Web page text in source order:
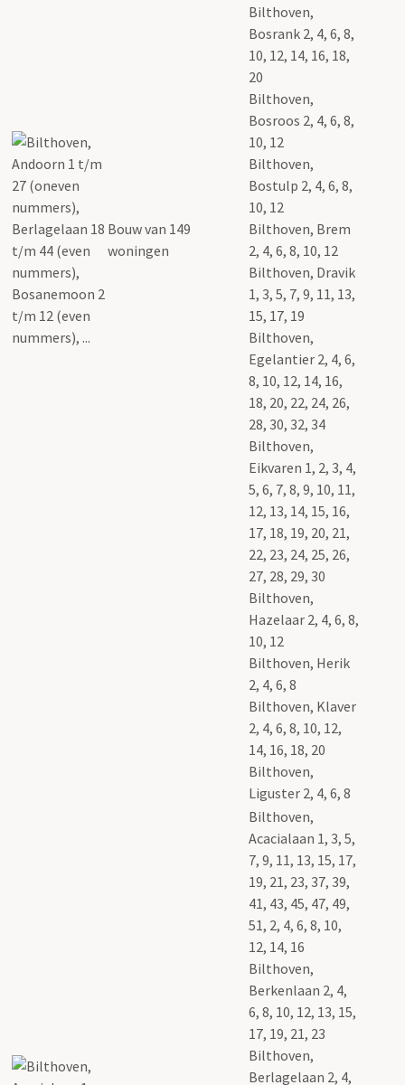
Bouw van 149
woningen
Bilthoven,
Bosrank 2, 4, 6, 8,
10, 12, 14, 16, 18,
20
Bilthoven,
Bosroos 2, 4, 6, 8,
10, 12
Bilthoven,
Bostulp 2, 4, 6, 8,
10, 12
Bilthoven, Brem
2, 4, 6, 8, 10, 12
Bilthoven, Dravik
1, 3, 5, 7, 9, 11, 13,
15, 17, 19
Bilthoven,
Egelantier 2, 4, 6,
8, 10, 12, 14, 16,
18, 20, 22, 24, 26,
28, 30, 32, 34
Bilthoven,
Eikvaren 1, 2, 3, 4,
5, 6, 7, 8, 9, 10, 11,
12, 13, 14, 15, 16,
17, 18, 19, 20, 21,
22, 23, 24, 25, 26,
27, 28, 29, 30
Bilthoven,
Hazelaar 2, 4, 6, 8,
10, 12
Bilthoven, Herik
2, 4, 6, 8
Bilthoven, Klaver
2, 4, 6, 8, 10, 12,
14, 16, 18, 20
Bilthoven,
Liguster 2, 4, 6, 8
Bilthoven,
Acacialaan 1, 3, 5,
7, 9, 11, 13, 15, 17,
19, 21, 23, 37, 39,
41, 43, 45, 47, 49,
51, 2, 4, 6, 8, 10,
12, 14, 16
Bilthoven,
Berkenlaan 2, 4,
6, 8, 10, 12, 13, 15,
17, 19, 21, 23
Bilthoven,
Berlagelaan 2, 4,